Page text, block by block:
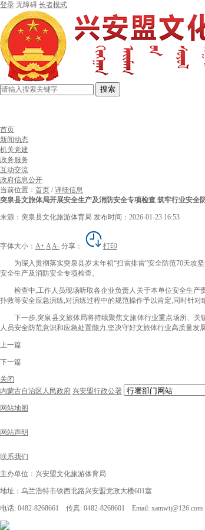
登录 无障碍 长者模式
搜索
首页
新闻动态
机关党建
政务服务
互动交流
政府信息公开
当前位置： 首页 /详细信息
突泉县文旅体局开展安全生产及消防安全专项检查 筑牢行业安全
来源：突泉县文化旅游体育局 发布时间：2026-01-23 16:53
字体大小： A+ AA- 分享： 打印
为深入贯彻落实突泉县岁末年初“扫雷排雷”安全防范70天攻坚
安全生产及消防安全专项检查。
检查中,工作人员现场听取各企业负责人关于本单位安全生产
扑救等安全应急演练,对演练过程中的规范操作予以肯定,同时针对
下一步,突泉县文旅体局将持续聚焦文旅体行业重点场所、关
人员安全防范意识和应急处置能力,坚决守好文旅体行业高质量发
上一篇
下一篇
关闭
内蒙古自治区人民政府 兴安盟行政公署
网站地图
网站声明
联系我们
主办单位：兴安盟文化旅游体育局
地址：乌兰浩特市铁西北路兴安盟党政大楼601室
电话: 0482-8268661 传真: 0482-8268601 Email: xamwtj@126.com